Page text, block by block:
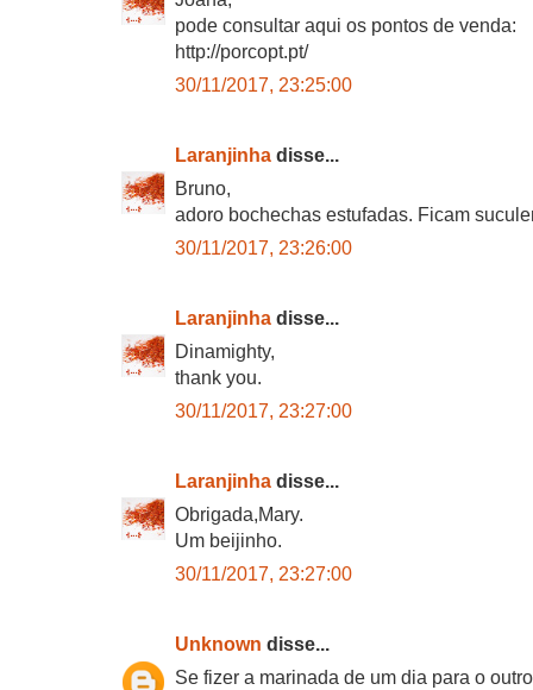
pode consultar aqui os pontos de venda:
http://porcopt.pt/
30/11/2017, 23:25:00
Laranjinha disse...
Bruno,
adoro bochechas estufadas. Ficam
30/11/2017, 23:26:00
Laranjinha disse...
Dinamighty,
thank you.
30/11/2017, 23:27:00
Laranjinha disse...
Obrigada,Mary.
Um beijinho.
30/11/2017, 23:27:00
Unknown disse...
Se fizer a marinada de um dia para o